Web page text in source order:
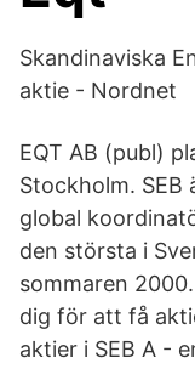
Skandinaviska
aktie - Nordnet
EQT AB (publ)
Stockholm. SEB
global
den största i
sommaren
dig för att få
aktier i SEB A -